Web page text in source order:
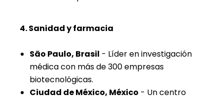
4. Sanidad y farmacia
São Paulo, Brasil - Líder en investigación
médica con más de 300 empresas
biotecnológicas.
Ciudad de México, México - Un centro